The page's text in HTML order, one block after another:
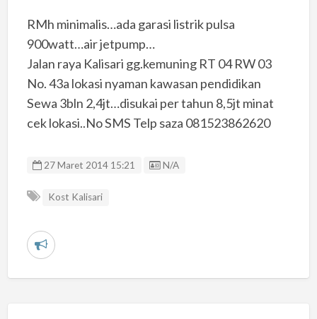
RMh minimalis…ada garasi listrik pulsa
900watt…air jetpump…
Jalan raya Kalisari gg.kemuning RT 04 RW 03
No. 43a lokasi nyaman kawasan pendidikan
Sewa 3bln 2,4jt…disukai per tahun 8,5jt minat
cek lokasi..No SMS Telp saza 081523862620
27 Maret 2014 15:21 Listing ID
N/A
Kost Kalisari
L